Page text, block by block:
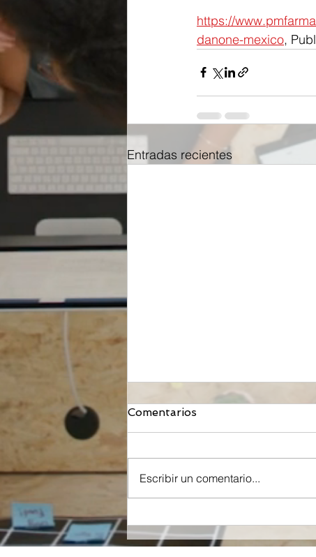
https://
danone-mexico,
Entradas recientes
Roche, recibe una
inyección de $46 Millones
Comentarios
Escribir un comentario...